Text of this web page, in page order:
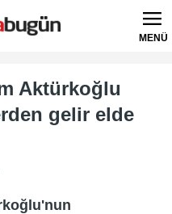
MENÜ
Aktürkoğlu
gelir elde